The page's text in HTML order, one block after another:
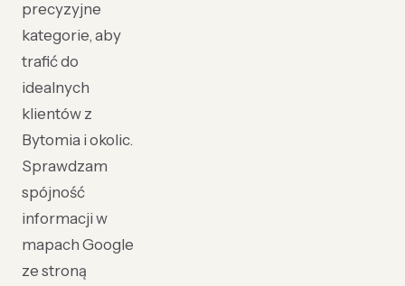
precyzyjne
kategorie, aby
trafić do
idealnych
klientów z
Bytomia i okolic.
Sprawdzam
spójność
informacji w
mapach Google
ze stroną